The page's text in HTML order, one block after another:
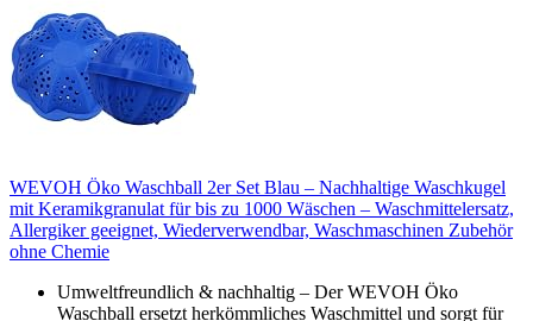
WEVOH Öko Waschball 2er Set Blau – Nachhaltige Waschkugel
mit Keramikgranulat für bis zu 1000 Wäschen – Waschmittelersatz,
Allergiker geeignet, Wiederverwendbar, Waschmaschinen Zubehör
ohne Chemie
Umweltfreundlich & nachhaltig – Der WEVOH Öko
Waschball ersetzt herkömmliches Waschmittel und sorgt für